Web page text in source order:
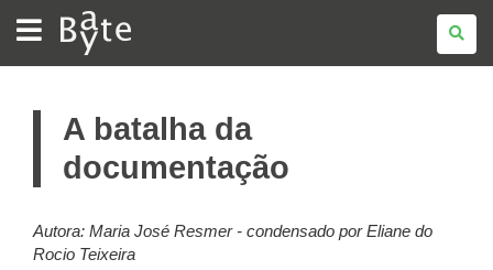
BATE
BYTE
A batalha da
documentação
Autora: Maria José Resmer - condensado por Eliane do
Rocio Teixeira